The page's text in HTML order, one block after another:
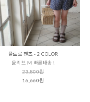
플로르 팬츠 - 2 COLOR
올리브 M 빠른배송 !
23,800원
16,660원